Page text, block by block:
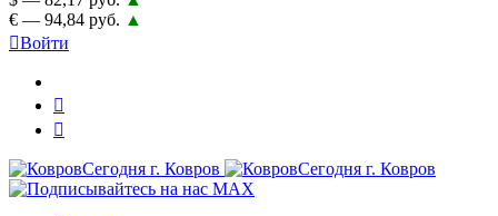
€ — 94,84 руб. ▲
Войти